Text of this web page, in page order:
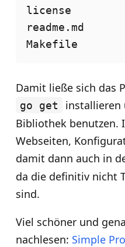
license
readme.md
Damit ließe sich das
go get
installieren
Bibliothek benutzen.
Webseiten,
damit dann auch in
da die definitiv nicht
sind.
Viel schöner und
nachlesen: Simple